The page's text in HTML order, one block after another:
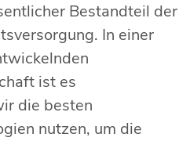
Bestandteil der
In einer
ist es
die besten
nutzen, um die